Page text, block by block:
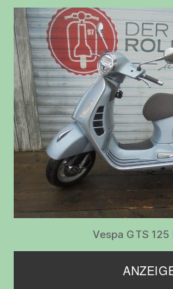
Vespa GTS 125